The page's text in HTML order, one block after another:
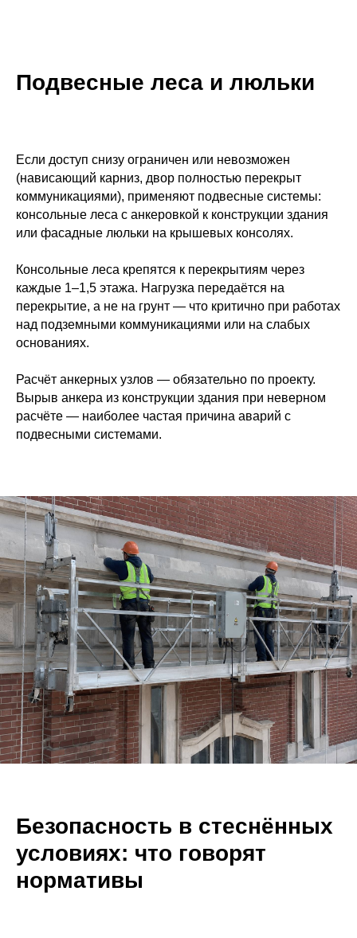
Подвесные леса и люльки
Если доступ снизу ограничен или невозможен
(нависающий карниз, двор полностью перекрыт
коммуникациями), применяют подвесные системы:
консольные леса с анкеровкой к конструкции здания
или фасадные люльки на крышевых консолях.
Консольные леса крепятся к перекрытиям через
каждые 1–1,5 этажа. Нагрузка передаётся на
перекрытие, а не на грунт — что критично при работах
над подземными коммуникациями или на слабых
основаниях.
Расчёт анкерных узлов — обязательно по проекту.
Вырыв анкера из конструкции здания при неверном
расчёте — наиболее частая причина аварий с
подвесными системами.
Безопасность в стеснённых
условиях: что говорят
нормативы